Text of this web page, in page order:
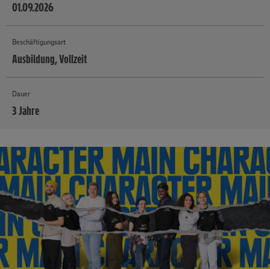
01.09.2026
Beschäftigungsart
Ausbildung, Vollzeit
Dauer
3 Jahre